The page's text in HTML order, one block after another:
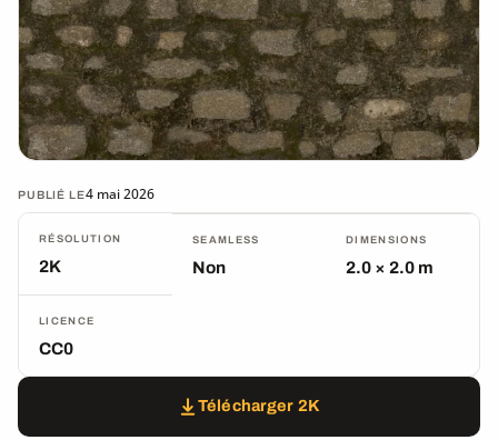
PUBLIÉ LE4 mai 2026
RÉSOLUTION
2K
SEAMLESS
Non
DIMENSIONS
2.0 × 2.0 m
LICENCE
CC0
Télécharger 2K